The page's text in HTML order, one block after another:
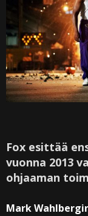
Fox esittää
vuonna 2013
ohjaaman
Mark